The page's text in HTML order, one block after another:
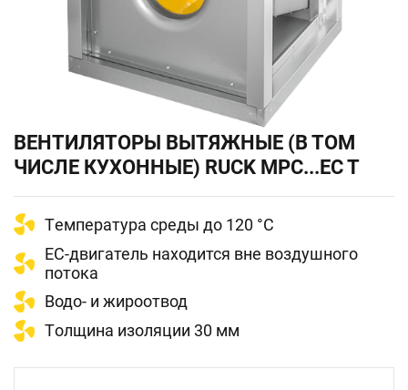
ВЕНТИЛЯТОРЫ ВЫТЯЖНЫЕ (В ТОМ
ЧИСЛЕ КУХОННЫЕ) RUCK MPC...EC T
Tемпература среды до 120 °С
EC-двигатель находится вне воздушного
потока
Bодо- и жироотвод
Tолщина изоляции 30 мм